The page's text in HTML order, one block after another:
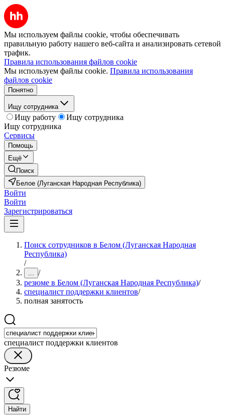
Мы используем файлы cookie, чтобы обеспечивать
правильную работу нашего веб-сайта и анализировать сетевой
трафик.
Правила использования файлов cookie
Мы используем файлы cookie. Правила использования
файлов cookie
Понятно
Ищу сотрудника
Ищу работу
Ищу сотрудника
Ищу сотрудника
Сервисы
Помощь
Ещё
Поиск
Белое (Луганская Народная Республика)
Войти
Войти
Зарегистрироваться
Поиск сотрудников в Белом (Луганская Народная
Республика)
/
... /
резюме в Белом (Луганская Народная Республика)/
специалист поддержки клиентов/
полная занятость
специалист поддержки клиентов
Резюме
Найти